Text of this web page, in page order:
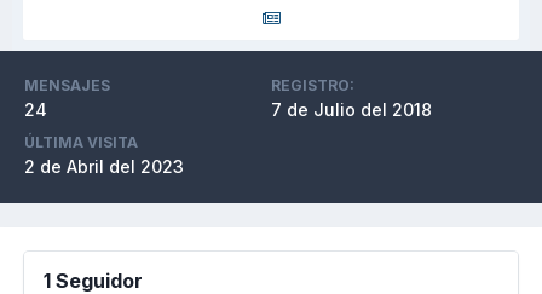
MENSAJES
24
REGISTRO:
7 de Julio del 2018
ÚLTIMA VISITA
2 de Abril del 2023
1 Seguidor